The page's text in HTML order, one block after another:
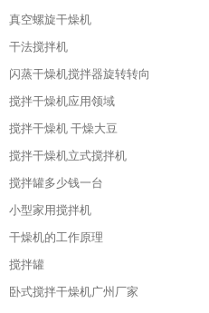
真空螺旋干燥机
干法搅拌机
闪蒸干燥机搅拌器旋转转向
搅拌干燥机应用领域
搅拌干燥机 干燥大豆
搅拌干燥机立式搅拌机
搅拌罐多少钱一台
小型家用搅拌机
干燥机的工作原理
搅拌罐
卧式搅拌干燥机广州厂家